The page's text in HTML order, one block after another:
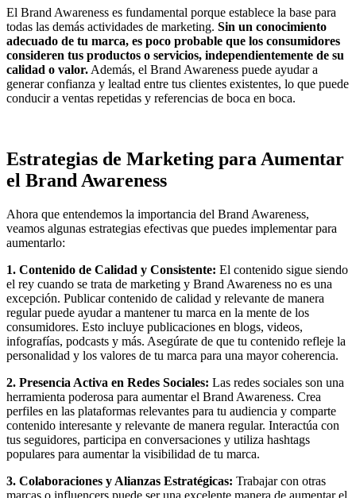
El Brand Awareness es fundamental porque establece la base para
todas las demás actividades de marketing. Sin un conocimiento
adecuado de tu marca, es poco probable que los consumidores
consideren tus productos o servicios, independientemente de su
calidad o valor.Además, el Brand Awareness puede ayudar a
generar confianza y lealtad entre tus clientes existentes, lo que puede
conducir a ventas repetidas y referencias de boca en boca.
Estrategias de Marketing para Aumentar
el Brand Awareness
Ahora que entendemos la importancia del Brand Awareness,
veamos algunas estrategias efectivas que puedes implementar para
aumentarlo:
1. Contenido de Calidad y Consistente: El contenido sigue siendo
el rey cuando se trata de marketing y Brand Awareness no es una
excepción. Publicar contenido de calidad y relevante de manera
regular puede ayudar a mantener tu marca en la mente de los
consumidores. Esto incluye publicaciones en blogs, videos,
infografías, podcasts y más. Asegúrate de que tu contenido refleje la
personalidad y los valores de tu marca para una mayor coherencia.
2. Presencia Activa en Redes Sociales: Las redes sociales son una
herramienta poderosa para aumentar el Brand Awareness. Crea
perfiles en las plataformas relevantes para tu audiencia y comparte
contenido interesante y relevante de manera regular. Interactúa con
tus seguidores, participa en conversaciones y utiliza hashtags
populares para aumentar la visibilidad de tu marca.
3. Colaboraciones y Alianzas Estratégicas: Trabajar con otras